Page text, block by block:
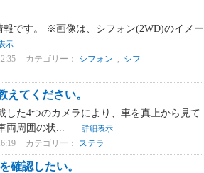
です。 ※画像は、シフォン(2WD)のイメー
示
カテゴリー： シフォン , シフ
てください。
た4つのカメラにより、車を真上から見て
両周囲の状...
詳細表示
カテゴリー： ステラ
確認したい。